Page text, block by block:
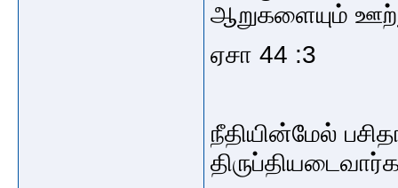
ஆறுகளையும்
ஏசா 44 :3
நீதியின்மேல்